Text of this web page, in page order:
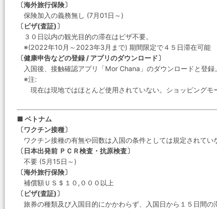
〔海外旅行保険〕
保険加入の義務無し (7月01日～)
〔ビザ(査証)〕
３０日以内の観光目的の滞在はビザ不要。
※(2022年10月～2023年3月まで) 期間限定で４５日滞在可能
〔健康申告などの登録 / アプリのダウンロード〕
入国後、接触確認アプリ「Mor Chana」のダウンロードと登録
※注:
現在は現地ではほとんど使用されていない。ショッピングモ
■ ベトナム
〔ワクチン接種〕
ワクチン接種の有無や回数は入国の条件としては規定されてい
〔日本出発前 ＰＣＲ検査・抗原検査〕
不要 (5月15日～)
〔海外旅行保険〕
補償額ＵＳ＄１０,０００以上
〔ビザ(査証)〕
旅券の種類及び入国目的にかかわらず、入国日から１５日間の